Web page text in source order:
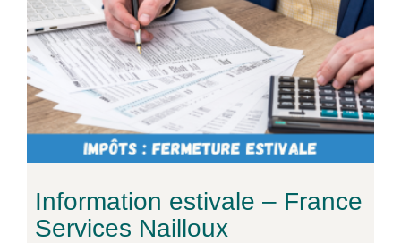
Information estivale – France
Services Nailloux